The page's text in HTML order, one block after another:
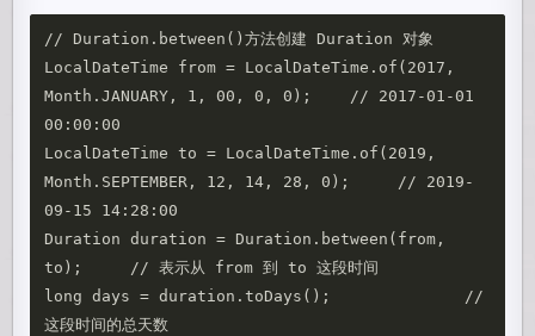
// Duration.between()方法创建 Duration 对象
LocalDateTime from = LocalDateTime.of(2017,
Month.JANUARY, 1, 00, 0, 0);    // 2017-01-01
00:00:00
LocalDateTime to = LocalDateTime.of(2019,
Month.SEPTEMBER, 12, 14, 28, 0);     // 2019-
09-15 14:28:00
Duration duration = Duration.between(from,
to);     // 表示从 from 到 to 这段时间
long days = duration.toDays();              //
这段时间的总天数